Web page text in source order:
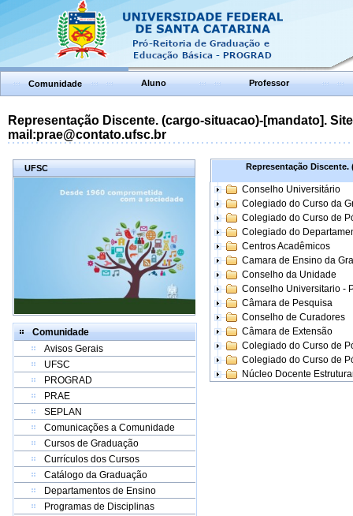
Comunidade Aluno Professor
Representação Discente. (cargo-situacao)-[mandato].
mail:prae@contato.ufsc.br
UFSC
Comunidade
Avisos Gerais
UFSC
PROGRAD
PRAE
SEPLAN
Comunicações a Comunidade
Cursos de Graduação
Currículos dos Cursos
Catálogo da Graduação
Departamentos de Ensino
Programas de Disciplinas
Representação Discente.
Conselho Universitário
Colegiado do Curso da
Colegiado do Curso de
Colegiado do
Centros Acadêmicos
Camara de Ensino da
Conselho da Unidade
Conselho Universitario -
Câmara de Pesquisa
Conselho de Curadores
Câmara de Extensão
Colegiado do Curso de
Colegiado do Curso de
Núcleo Docente